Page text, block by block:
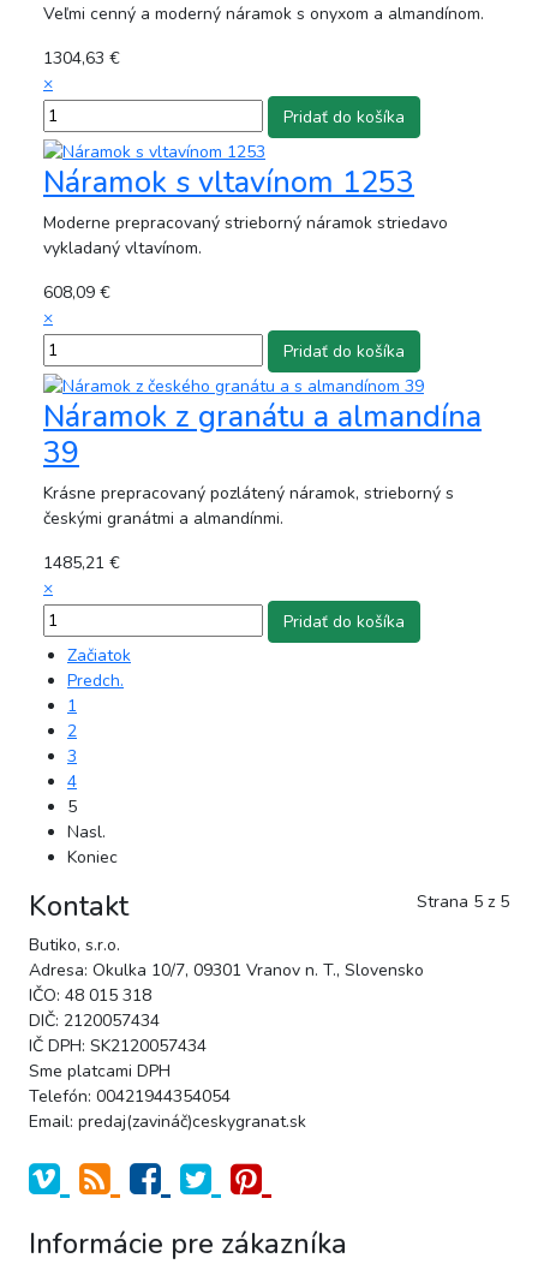
Veľmi cenný a moderný náramok s onyxom a almandínom.
1304,63 €
×
Náramok s vltavínom 1253
Moderne prepracovaný strieborný náramok striedavo
vykladaný vltavínom.
608,09 €
×
Náramok z granátu a almandína
39
Krásne prepracovaný pozlátený náramok, strieborný s
českými granátmi a almandínmi.
1485,21 €
×
Začiatok
Predch.
1
2
3
4
5
Nasl.
Koniec
Strana 5 z 5
Kontakt
Butiko, s.r.o.
Adresa: Okulka 10/7, 09301 Vranov n. T., Slovensko
IČO: 48 015 318
DIČ: 2120057434
IČ DPH: SK2120057434
Sme platcami DPH
Telefón: 00421944354054
Email: predaj(zavináč)ceskygranat.sk
Informácie pre zákazníka